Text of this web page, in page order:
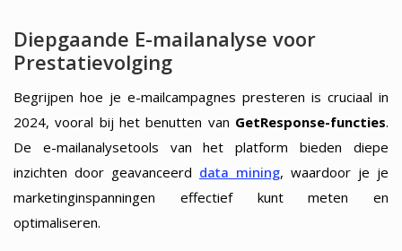
Diepgaande E-mailanalyse voor
Prestatievolging
Begrijpen hoe je e-mailcampagnes presteren is cruciaal in
2024, vooral bij het benutten van GetResponse-functies.
De e-mailanalysetools van het platform bieden diepe
inzichten door geavanceerd data mining, waardoor je je
marketinginspanningen effectief kunt meten en
optimaliseren.